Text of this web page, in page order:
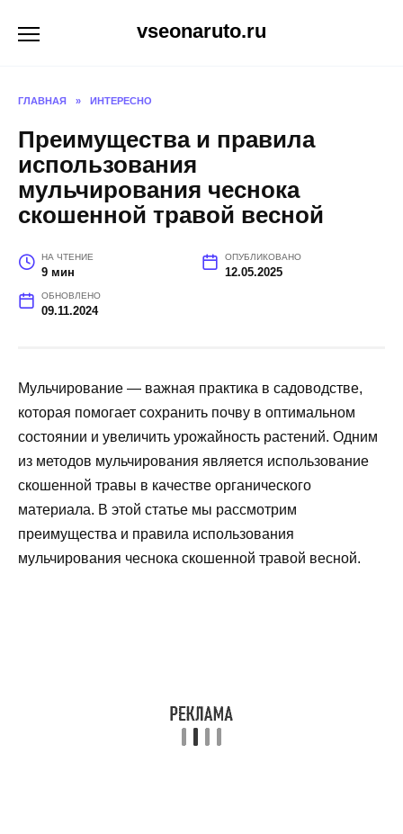
vseonaruto.ru
ГЛАВНАЯ » ИНТЕРЕСНО
Преимущества и правила
использования
мульчирования чеснока
скошенной травой весной
НА ЧТЕНИЕ
9 мин
ОПУБЛИКОВАНО
12.05.2025
ОБНОВЛЕНО
09.11.2024
Мульчирование — важная практика в садоводстве,
которая помогает сохранить почву в оптимальном
состоянии и увеличить урожайность растений. Одним
из методов мульчирования является использование
скошенной травы в качестве органического
материала. В этой статье мы рассмотрим
преимущества и правила использования
мульчирования чеснока скошенной травой весной.